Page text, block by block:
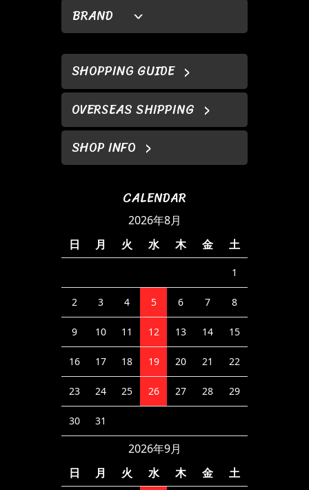
BRAND
SHOPPING GUIDE
OVERSEAS SHIPPING
SHOP INFO
CALENDAR
2026年8月
日
月 火 水 木 金 土
1
2 3 4 5 6 7 8
9 10 11 12 13 14 15
16 17 18 19 20 21 22
23 24 25 26 27 28 29
30 31
2026年9月
日
月 火 水 木 金 土